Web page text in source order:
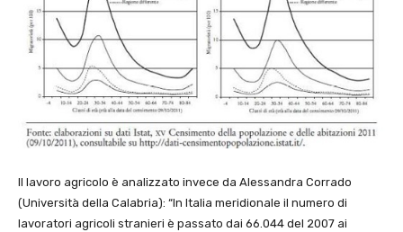
Il lavoro agricolo è analizzato invece da Alessandra Corrado
(Università della Calabria): “In Italia meridionale il numero di
lavoratori agricoli stranieri è passato dai 66.044 del 2007 ai